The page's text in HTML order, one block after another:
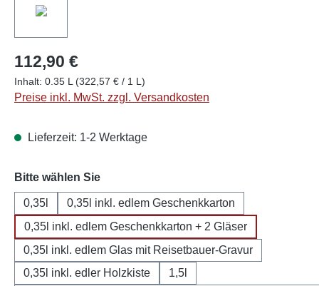
112,90 €
Inhalt: 0.35 L (322,57 € / 1 L)
Preise inkl. MwSt. zzgl. Versandkosten
Lieferzeit: 1-2 Werktage
Bitte wählen Sieauswählen
0,35l
0,35l inkl. edlem Geschenkkarton
0,35l inkl. edlem Geschenkkarton + 2 Gläser
0,35l inkl. edlem Glas mit Reisetbauer-Gravur
0,35l inkl. edler Holzkiste
1,5l